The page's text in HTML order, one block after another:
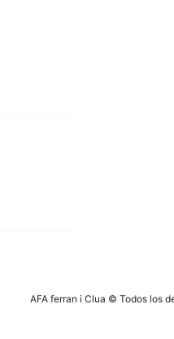
AFA ferran i Clua © Todos los